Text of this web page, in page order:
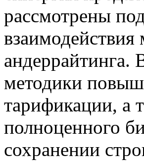
рассмотрены
андеррайтинга.
методики
тарификации, а
полноценного
сохранении